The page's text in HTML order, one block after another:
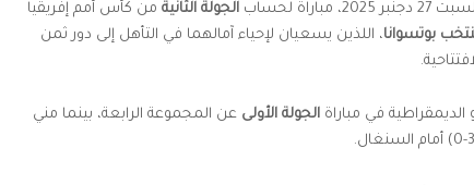
لحساب الجولة الثانية من كأس أمم إفريقيا
بوتسوانا، اللذين يسعيان لإحياء آمالهما في التأهل إلى دور ثمن
الديمقراطية في مباراةالجولة الأولى عن المجموعة الرابعة، بينما مني